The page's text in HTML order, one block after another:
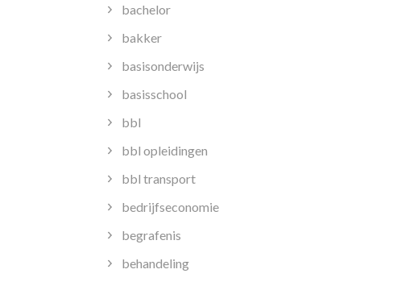
bachelor
bakker
basisonderwijs
basisschool
bbl
bbl opleidingen
bbl transport
bedrijfseconomie
begrafenis
behandeling